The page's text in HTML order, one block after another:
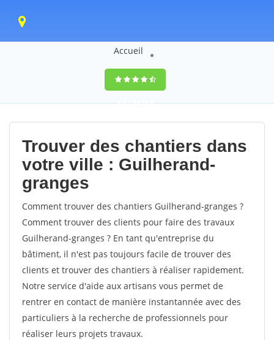
Accueil
9,5(100%)0
votes
Trouver des chantiers dans
votre ville : Guilherand-
granges
Comment trouver des chantiers Guilherand-granges ?
Comment trouver des clients pour faire des travaux
Guilherand-granges ? En tant qu'entreprise du
bâtiment, il n'est pas toujours facile de trouver des
clients et trouver des chantiers à réaliser rapidement.
Notre service d'aide aux artisans vous permet de
rentrer en contact de manière instantannée avec des
particuliers à la recherche de professionnels pour
réaliser leurs projets travaux.